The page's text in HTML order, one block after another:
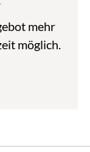
mehr
möglich.